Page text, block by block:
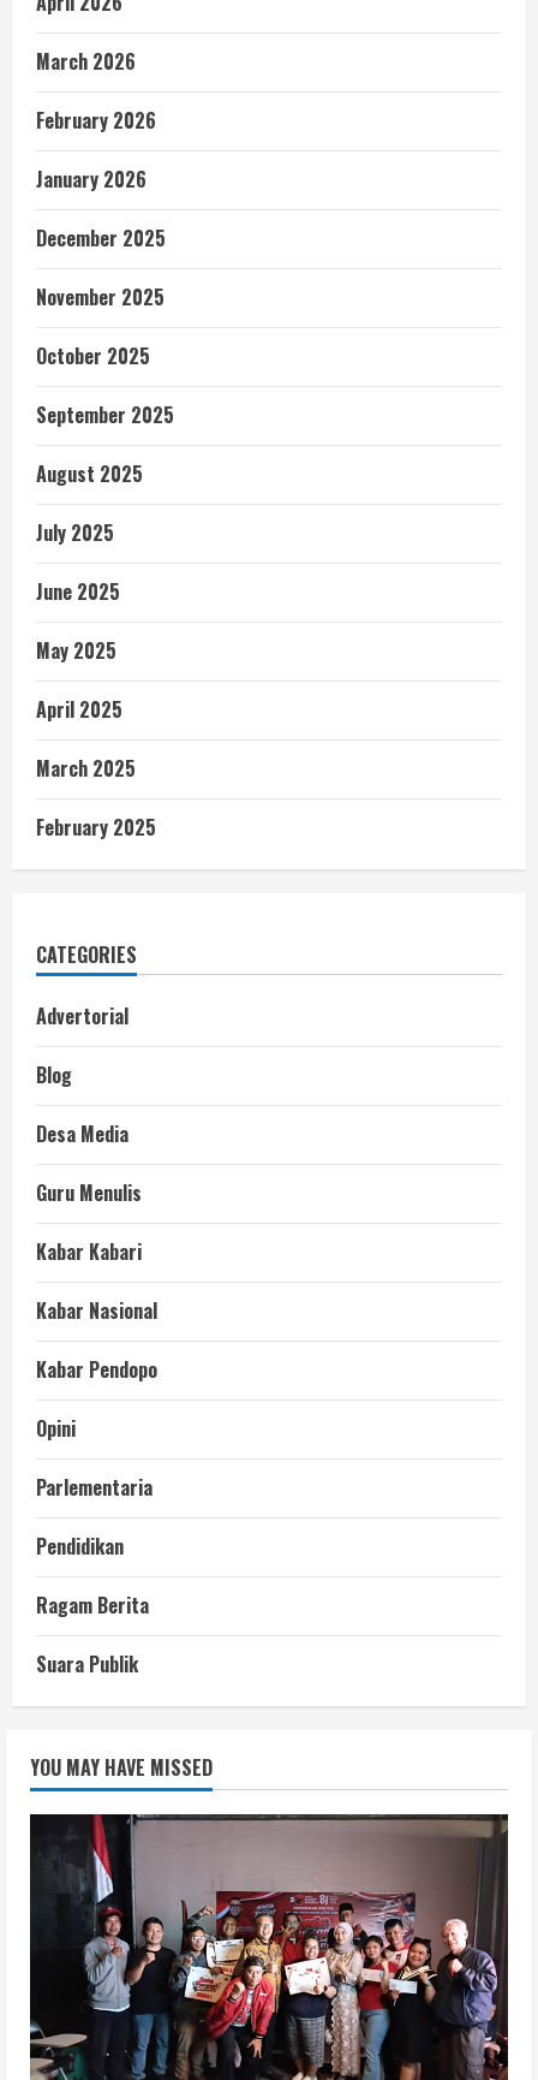
March 2026
February 2026
January 2026
December 2025
November 2025
October 2025
September 2025
August 2025
July 2025
June 2025
May 2025
April 2025
March 2025
February 2025
CATEGORIES
Advertorial
Blog
Desa Media
Guru Menulis
Kabar Kabari
Kabar Nasional
Kabar Pendopo
Opini
Parlementaria
Pendidikan
Ragam Berita
Suara Publik
YOU MAY HAVE MISSED